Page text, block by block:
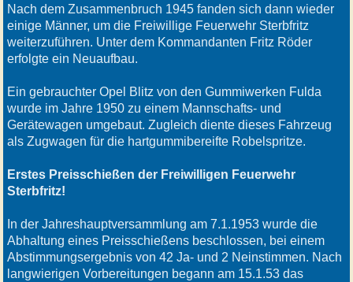
Nach dem Zusammenbruch 1945 fanden sich dann wieder
einige Männer, um die Freiwillige Feuerwehr Sterbfritz
weiterzuführen. Unter dem Kommandanten Fritz Röder
erfolgte ein Neuaufbau.
Ein gebrauchter Opel Blitz von den Gummiwerken Fulda
wurde im Jahre 1950 zu einem Mannschafts- und
Gerätewagen umgebaut. Zugleich diente dieses Fahrzeug
als Zugwagen für die hartgummibereifte Robelspritze.
Erstes Preisschießen der Freiwilligen Feuerwehr
Sterbfritz!
In der Jahreshauptversammlung am 7.1.1953 wurde die
Abhaltung eines Preisschießens beschlossen, bei einem
Abstimmungsergebnis von 42 Ja- und 2 Neinstimmen. Nach
langwierigen Vorbereitungen begann am 15.1.53 das